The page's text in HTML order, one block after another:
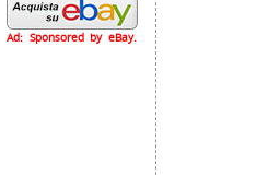
Ad: Sponsored by eBay.